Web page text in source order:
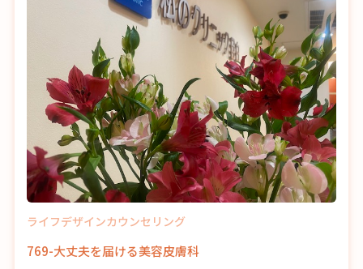
ライフデザインカウンセリング
769-大丈夫を届ける美容皮膚科